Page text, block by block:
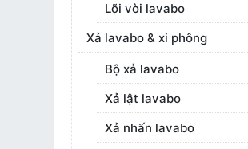
Lõi vòi lavabo
Xả lavabo & xi phông
Bộ xả lavabo
Xả lật lavabo
Xả nhấn lavabo